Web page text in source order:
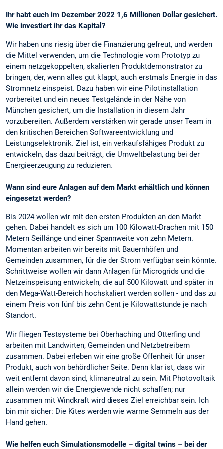
Ihr habt euch im Dezember 2022 1,6 Millionen Dollar gesichert.
Wie investiert ihr das Kapital?
Wir haben uns riesig über die Finanzierung gefreut, und werden
die Mittel verwenden, um die Technologie vom Prototyp zu
einem netzgekoppelten, skalierten Produktdemonstrator zu
bringen, der, wenn alles gut klappt, auch erstmals Energie in das
Stromnetz einspeist. Dazu haben wir eine Pilotinstallation
vorbereitet und ein neues Testgelände in der Nähe von
München gesichert, um die Installation in diesem Jahr
vorzubereiten. Außerdem verstärken wir gerade unser Team in
den kritischen Bereichen Softwareentwicklung und
Leistungselektronik. Ziel ist, ein verkaufsfähiges Produkt zu
entwickeln, das dazu beiträgt, die Umweltbelastung bei der
Energieerzeugung zu reduzieren.
Wann sind eure Anlagen auf dem Markt erhältlich und können
eingesetzt werden?
Bis 2024 wollen wir mit den ersten Produkten an den Markt
gehen. Dabei handelt es sich um 100 Kilowatt-Drachen mit 150
Metern Seillänge und einer Spannweite von zehn Metern.
Momentan arbeiten wir bereits mit Bauernhöfen und
Gemeinden zusammen, für die der Strom verfügbar sein könnte.
Schrittweise wollen wir dann Anlagen für Microgrids und die
Netzeinspeisung entwickeln, die auf 500 Kilowatt und später in
den Mega-Watt-Bereich hochskaliert werden sollen - und das zu
einem Preis von fünf bis zehn Cent je Kilowattstunde je nach
Standort.
Wir fliegen Testsysteme bei Oberhaching und Otterfing und
arbeiten mit Landwirten, Gemeinden und Netzbetreibern
zusammen. Dabei erleben wir eine große Offenheit für unser
Produkt, auch von behördlicher Seite. Denn klar ist, dass wir
weit entfernt davon sind, klimaneutral zu sein. Mit Photovoltaik
allein werden wir die Energiewende nicht schaffen; nur
zusammen mit Windkraft wird dieses Ziel erreichbar sein. Ich
bin mir sicher: Die Kites werden wie warme Semmeln aus der
Hand gehen.
Wie helfen euch Simulationsmodelle – digital twins – bei der